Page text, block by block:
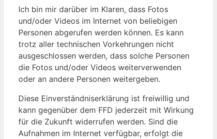
Ich bin mir darüber im Klaren, dass Fotos
und/oder Videos im Internet von beliebigen
Personen abgerufen werden können. Es kann
trotz aller technischen Vorkehrungen nicht
ausgeschlossen werden, dass solche Personen
die Fotos und/oder Videos weiterverwenden
oder an andere Personen weitergeben.
Diese Einverständniserklärung ist freiwillig und
kann gegenüber dem FFD jederzeit mit Wirkung
für die Zukunft widerrufen werden. Sind die
Aufnahmen im Internet verfügbar, erfolgt die